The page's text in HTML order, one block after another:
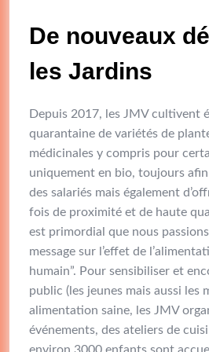
De nouveaux
les Jardins
Depuis 2017, les JMV cultivent
quarantaine de variétés de
médicinales y compris pour
uniquement en bio, toujours
des salariés mais également
fois de proximité et de haute
est primordial que nous
message sur l’effet de
humain”. Pour sensibiliser et
public (les jeunes mais aussi les
alimentation saine, les JMV
événements, des ateliers de